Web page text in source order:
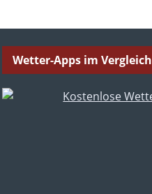
Wetter-Apps im Vergleich